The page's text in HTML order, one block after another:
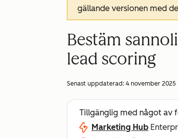
gällande versionen med
Bestäm
lead scoring
Senast uppdaterad: 4 november 2025
Tillgänglig med något av
Marketing Hub